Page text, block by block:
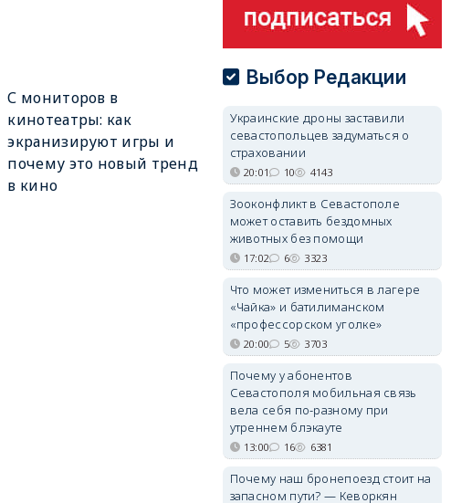
С мониторов в
кинотеатры: как
экранизируют игры и
почему это новый тренд
в кино
Выбор Редакции
Украинские дроны заставили
севастопольцев задуматься о
страховании
20:01 10 4143
Зооконфликт в Севастополе
может оставить бездомных
животных без помощи
17:02 6 3323
Что может измениться в лагере
«Чайка» и батилиманском
«профессорском уголке»
20:00 5 3703
Почему у абонентов
Севастополя мобильная связь
вела себя по-разному при
утреннем блэкауте
13:00 16 6381
Почему наш бронепоезд стоит на
запасном пути? — Кеворкян